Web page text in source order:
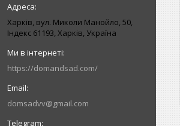
Харків, вул. Миколи Манойло, 50,
Індекс 61193, Харків, Україна
https://domandsad.com/
domsadvv@gmail.com